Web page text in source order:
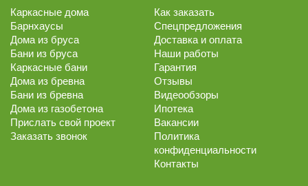
Каркасные дома
Барнхаусы
Дома из бруса
Бани из бруса
Каркасные бани
Дома из бревна
Бани из бревна
Дома из газобетона
Прислать свой проект
Заказать звонок
Как заказать
Спецпредложения
Доставка и оплата
Наши работы
Гарантия
Отзывы
Видеообзоры
Ипотека
Вакансии
Политика
конфиденциальности
Контакты